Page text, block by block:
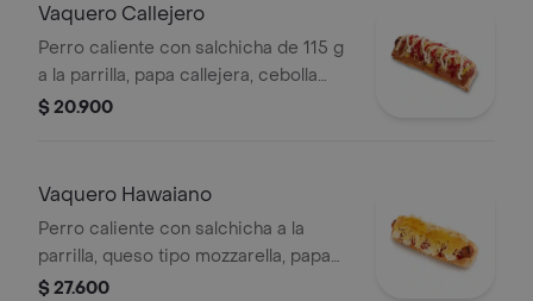
Vaquero Callejero
Perro caliente con salchicha de 115 g
a la parrilla, papa callejera, cebolla
picada, salsa blanca, salsa de tomate
$ 20.900
Vaquero Hawaiano
Perro caliente con salchicha a la
parrilla, queso tipo mozzarella, papa
callejera, piña, salsa blanca y salsa de
$ 27.600